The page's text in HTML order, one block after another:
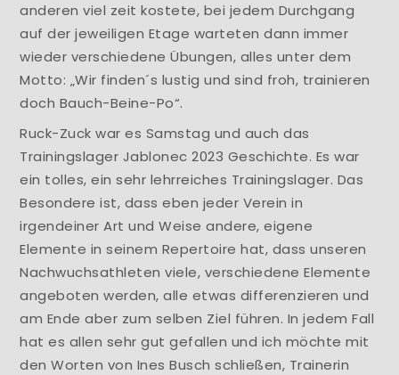
anderen viel zeit kostete, bei jedem Durchgang
auf der jeweiligen Etage warteten dann immer
wieder verschiedene Übungen, alles unter dem
Motto: „Wir finden´s lustig und sind froh, trainieren
doch Bauch-Beine-Po“.
Ruck-Zuck war es Samstag und auch das
Trainingslager Jablonec 2023 Geschichte. Es war
ein tolles, ein sehr lehrreiches Trainingslager. Das
Besondere ist, dass eben jeder Verein in
irgendeiner Art und Weise andere, eigene
Elemente in seinem Repertoire hat, dass unseren
Nachwuchsathleten viele, verschiedene Elemente
angeboten werden, alle etwas differenzieren und
am Ende aber zum selben Ziel führen. In jedem Fall
hat es allen sehr gut gefallen und ich möchte mit
den Worten von Ines Busch schließen, Trainerin